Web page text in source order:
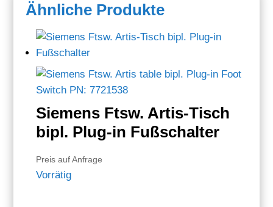
Ähnliche Produkte
Siemens Ftsw. Artis-Tisch
bipl. Plug-in Fußschalter
Preis auf Anfrage
Vorrätig